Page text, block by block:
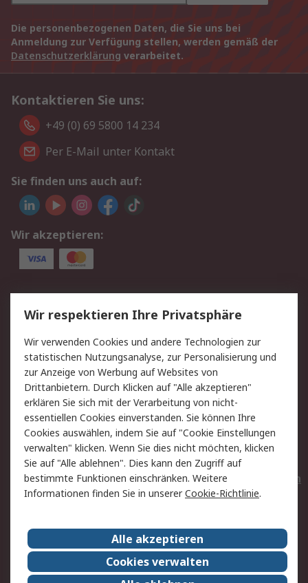
Die personenbezogenen Daten, die Sie uns bei
Anmeldung zur Verfügung stellen, werden gemäß der
Datenschutzerklärung verarbeitet.
Kontaktieren Sie uns:
+49 (0) 69 5800 14 234
Per E-Mail unter Kontakt
Sie finden uns auch auf:
Wir akzeptieren:
Service
Value Added Services
Lieferlösungen
Rücksendungen
Kontakt
Hilfe
Privatkunden
Rechtliches
AGB
Datenschutz
Cookie-Richtlinie
Zahlungsbedingungen
Copyright/Impressum
Entsorgung
Elektrogeräte/Batterien
RS weltweit
Karriere bei RS
Nachhaltigkeit
Qualität/Umwelt/ZertifikatePresse-Center
Wir respektieren Ihre Privatsphäre
Wir verwenden Cookies und andere Technologien zur
statistischen Nutzungsanalyse, zur Personalisierung und
zur Anzeige von Werbung auf Websites von
Drittanbietern. Durch Klicken auf "Alle akzeptieren"
erklären Sie sich mit der Verarbeitung von nicht-
essentiellen Cookies einverstanden. Sie können Ihre
Cookies auswählen, indem Sie auf "Cookie Einstellungen
verwalten" klicken. Wenn Sie dies nicht möchten, klicken
Sie auf "Alle ablehnen". Dies kann den Zugriff auf
bestimmte Funktionen einschränken. Weitere
Informationen finden Sie in unsererCookie-Richtlinie.
Alle akzeptieren
Cookies verwalten